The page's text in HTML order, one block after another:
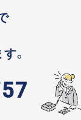
。